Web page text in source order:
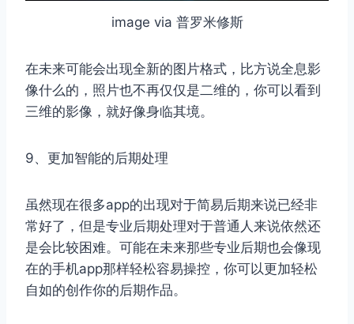
image via 普罗米修斯
在未来可能会出现全新的图片格式，比方说全息影
像什么的，照片也不再仅仅是二维的，你可以看到
三维的影像，就好像身临其境。
9、更加智能的后期处理
虽然现在很多app的出现对于简易后期来说已经非
常好了，但是专业后期处理对于普通人来说依然还
是会比较困难。可能在未来那些专业后期也会像现
在的手机app那样轻松容易操控，你可以更加轻松
自如的创作你的后期作品。